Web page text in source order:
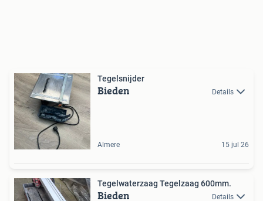
Tegelsnijder
Bieden Details
Almere 15 jul 26
Tegelwaterzaag Tegelzaag 600mm.
Bieden Details